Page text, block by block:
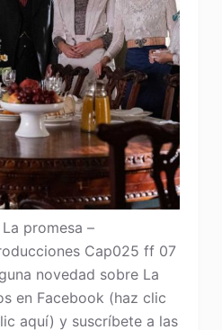
promesa –
Cap025 ff 07
novedad sobre La
en Facebook (haz clic
aquí) y suscríbete a las